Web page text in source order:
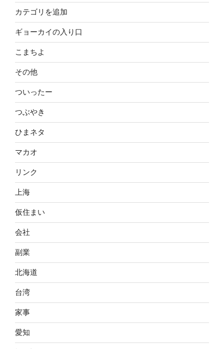
カテゴリを追加
ギョーカイの入り口
こまちよ
その他
ついったー
つぶやき
ひまネタ
マカオ
リンク
上海
仮住まい
会社
副業
北海道
台湾
家事
愛知